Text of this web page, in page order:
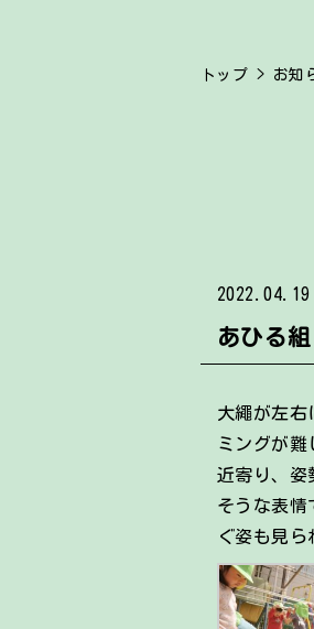
トップ > お知
2022.04.19
あひる
大繩が左右
ミングが
近寄り、姿
そうな表情
ぐ姿も見ら